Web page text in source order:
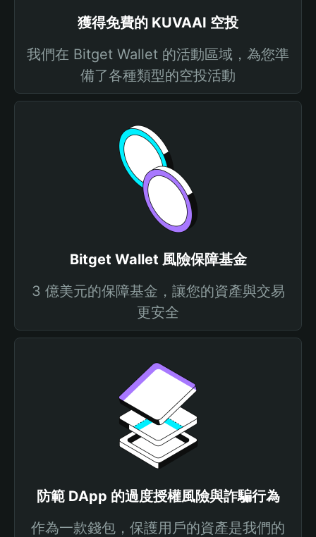
獲得免費的 KUVAAI 空投
我們在 Bitget Wallet 的活動區域，為您準
備了各種類型的空投活動
Bitget Wallet 風險保障基金
3 億美元的保障基金，讓您的資產與交易
更安全
防範 DApp 的過度授權風險與詐騙行為
作為一款錢包，保護用戶的資產是我們的